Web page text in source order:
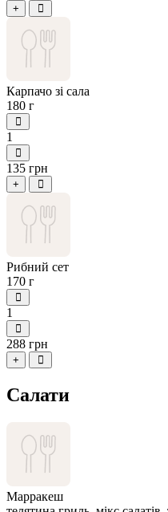
+
Карпачо зі сала
180 г
1
135 грн
+
Рибний сет
170 г
1
288 грн
+
Салати
Марракеш